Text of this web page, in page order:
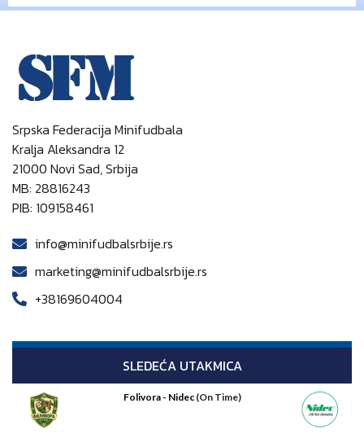
Srpska Federacija Minifudbala
Kralja Aleksandra 12
21000 Novi Sad, Srbija
MB: 28816243
PIB: 109158461
info@minifudbalsrbije.rs
marketing@minifudbalsrbije.rs
+38169604004
SLEDEĆA UTAKMICA
Folivora - Nidec(On Time)